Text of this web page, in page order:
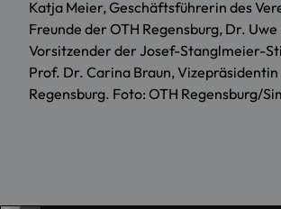
Katja Meier, Geschäftsführerin des
Freunde der OTH Regensburg, Dr. Uwe
Vorsitzender der Josef-Stanglmeier-
Prof. Dr. Carina Braun, Vizepräsidentin
Regensburg. Foto: OTH Regensburg/